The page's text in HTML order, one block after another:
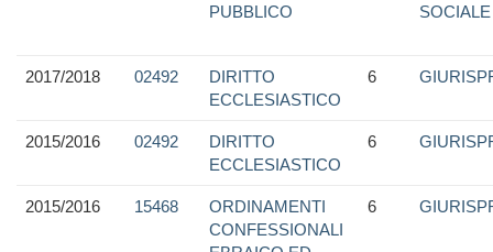
PUBBLICO
SOCIALE
2017/2018 02492
DIRITTO
ECCLESIASTICO
6
2015/2016 02492
DIRITTO
ECCLESIASTICO
6
2015/2016 15468
ORDINAMENTI
CONFESSIONALI
6